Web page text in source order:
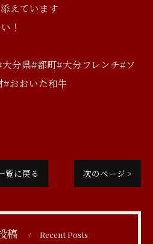
えています
！
分県#都町#大分フレンチ#ソ
おおいた和牛
覧に戻る 次のページ >
稿 Recent Posts